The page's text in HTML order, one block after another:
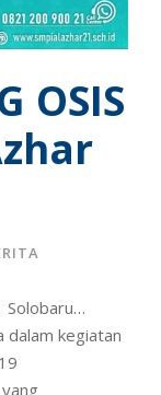
OSIS
Solobaru…
dalam kegiatan